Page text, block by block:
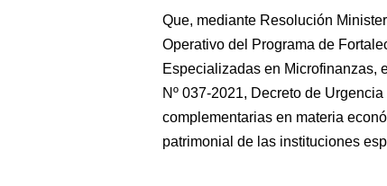
Que, mediante Resolución
Operativo del Programa de
Especializadas en Microfinanzas,
Nº 037-2021, Decreto de
complementarias en materia
patrimonial de las instituciones